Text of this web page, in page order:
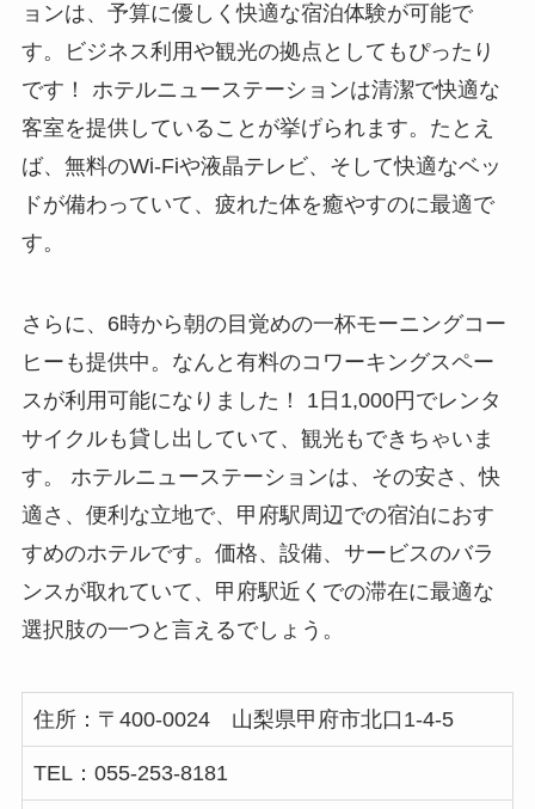
ョンは、予算に優しく快適な宿泊体験が可能で
す。ビジネス利用や観光の拠点としてもぴったり
です！ ホテルニューステーションは清潔で快適な
客室を提供していることが挙げられます。たとえ
ば、無料のWi-Fiや液晶テレビ、そして快適なベッ
ドが備わっていて、疲れた体を癒やすのに最適で
す。
さらに、6時から朝の目覚めの一杯モーニングコー
ヒーも提供中。なんと有料のコワーキングスペー
スが利用可能になりました！ 1日1,000円でレンタ
サイクルも貸し出していて、観光もできちゃいま
す。 ホテルニューステーションは、その安さ、快
適さ、便利な立地で、甲府駅周辺での宿泊におす
すめのホテルです。価格、設備、サービスのバラ
ンスが取れていて、甲府駅近くでの滞在に最適な
選択肢の一つと言えるでしょう。
住所：〒400-0024 山梨県甲府市北口1-4-5
TEL：055-253-8181